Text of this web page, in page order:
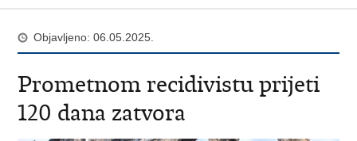
Objavljeno: 06.05.2025.
Prometnom recidivistu prijeti
120 dana zatvora